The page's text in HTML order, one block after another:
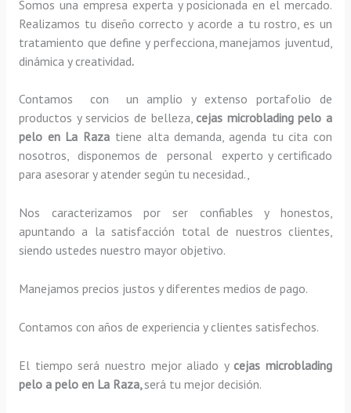
Somos una empresa experta y posicionada en el mercado.
Realizamos tu diseño correcto y acorde a tu rostro, es un
tratamiento que define y perfecciona, manejamos juventud,
dinámica y creatividad.
Contamos con un amplio y extenso portafolio de
productos y servicios de belleza,cejas microblading pelo a
peloen La Raza tiene alta demanda, agenda tu cita con
nosotros, disponemos de personal experto y certificado
para asesorar y atender según tu necesidad.,
Nos caracterizamos por ser confiables y honestos,
apuntando a la satisfacción total de nuestros clientes,
siendo ustedes nuestro mayor objetivo.
Manejamos precios justos y diferentes medios de pago.
Contamos con años de experiencia y clientes satisfechos.
El tiempo será nuestro mejor aliado ycejas microblading
pelo a peloen La Raza, será tu mejor decisión.